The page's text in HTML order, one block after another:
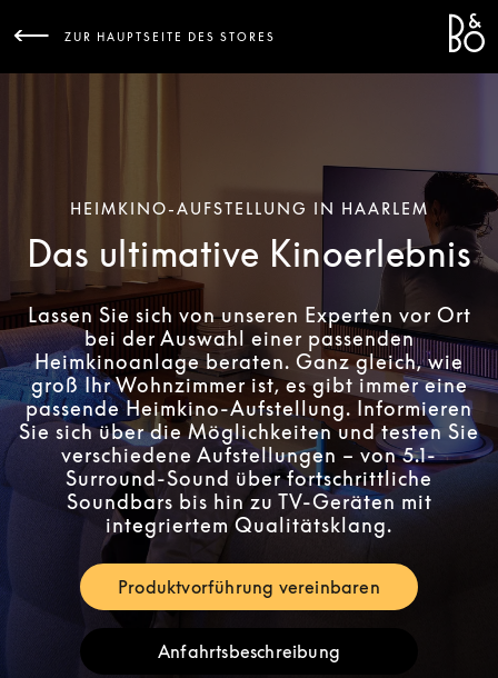
ZUR HAUPTSEITE DES STORES
HEIMKINO-AUFSTELLUNG IN HAARLEM
Das ultimative Kinoerlebnis
Lassen Sie sich von unseren Experten vor Ort
bei der Auswahl einer passenden
Heimkinoanlage beraten. Ganz gleich, wie
groß Ihr Wohnzimmer ist, es gibt immer eine
passende Heimkino-Aufstellung. Informieren
Sie sich über die Möglichkeiten und testen Sie
verschiedene Aufstellungen – von 5.1-
Surround-Sound über fortschrittliche
Soundbars bis hin zu TV-Geräten mit
integriertem Qualitätsklang.
Produktvorführung vereinbaren
Link Opens in New Tab
AnfahrtsbeschreibungLink Opens in New Tab